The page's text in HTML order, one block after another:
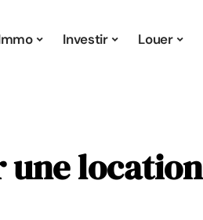
Investir Louer
une location